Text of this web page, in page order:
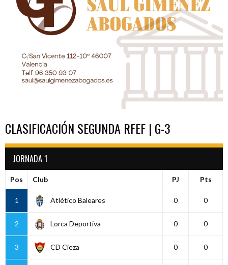
CLASIFICACIÓN SEGUNDA RFEF | G-3
JORNADA 1
Pos Club PJ Pts
1 Atlético Baleares 0 0
2 Lorca Deportiva 0 0
3 CD Cieza 0 0